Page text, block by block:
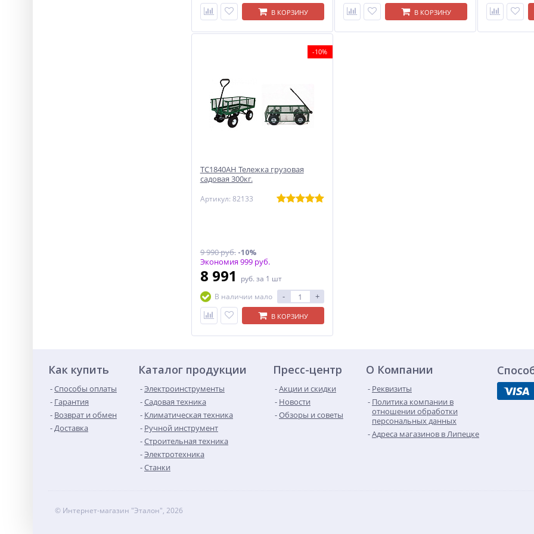
В КОРЗИНУ В КОРЗИНУ
-10%
ТС1840АН Тележка грузовая
садовая 300кг.
Артикул: 82133
9 990 руб.-10%
Экономия 999 руб.
8 991 руб. за 1 шт
В наличии мало
- +
В КОРЗИНУ
Как купить
Способы оплаты
Гарантия
Возврат и обмен
Доставка
Каталог продукции
Электроинструменты
Садовая техника
Климатическая техника
Ручной инструмент
Строительная техника
Электротехника
Станки
Пресс-центр
Акции и скидки
Новости
Обзоры и советы
О Компании
Реквизиты
Политика компании в
отношении обработки
персональных данных
Адреса магазинов в Липецке
© Интернет-магазин "Эталон", 2026